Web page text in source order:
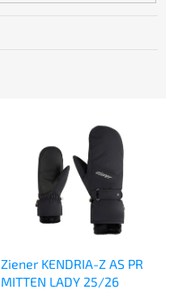
Ziener KENDRIA-Z AS PR
MITTEN LADY 25/26